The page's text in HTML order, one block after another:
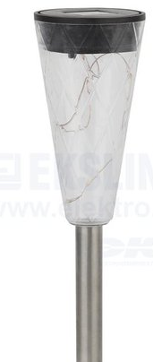
Заказать обратный звонок
сидераты